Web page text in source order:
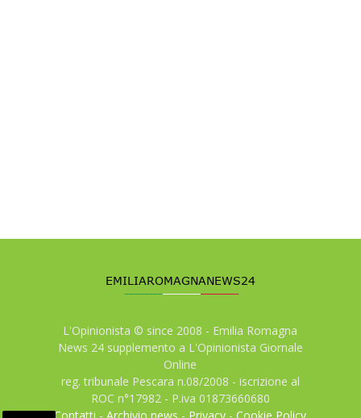
L'Opinionista © since 2008 - Emilia Romagna
News 24 supplemento a L'Opinionista Giornale
Online
reg. tribunale Pescara n.08/2008 - iscrizione al
ROC n°17982 - P.iva 01873660680
Contatti - Archivio news - Privacy -Cookie Policy